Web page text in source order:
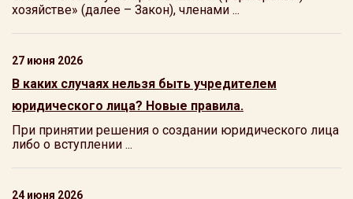
хозяйстве» (далее – Закон), членами ...
27 июня 2026
В каких случаях нельзя быть учредителем
юридического лица? Новые правила.
При принятии решения о создании юридического лица
либо о вступлении ...
24 июня 2026